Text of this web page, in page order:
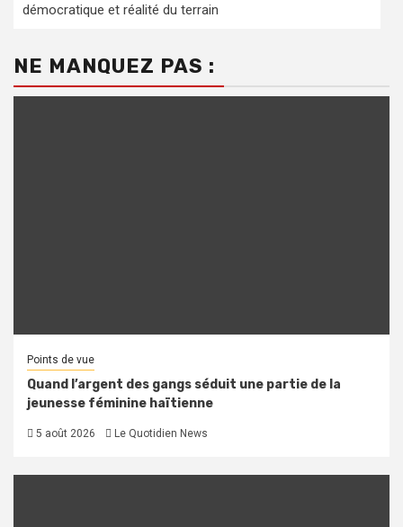
démocratique et réalité du terrain
NE MANQUEZ PAS :
Points de vue
Quand l’argent des gangs séduit une partie de la
jeunesse féminine haïtienne
5 août 2026 Le Quotidien News